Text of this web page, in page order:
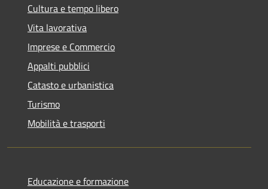
Cultura e tempo libero
Vita lavorativa
Imprese e Commercio
Appalti pubblici
Catasto e urbanistica
Turismo
Mobilità e trasporti
Educazione e formazione